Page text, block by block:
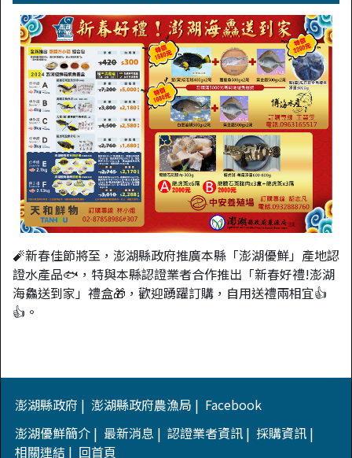
🧨新春佳節將至，澎湖縣政府推廣本縣「澎湖優鮮」產地認
證水產品🐟，特與本縣認證業者合作推出「新春好禮!澎湖
海鱻送到家」禮盒🎁，歡迎踴躍訂購，自用送禮兩相宜👍
👍。
澎湖縣政府 澎湖縣政府農漁局
Facebook
澎湖優鮮簡介
最新消息 認證業者資訊
採購資訊
相關連結
回首頁